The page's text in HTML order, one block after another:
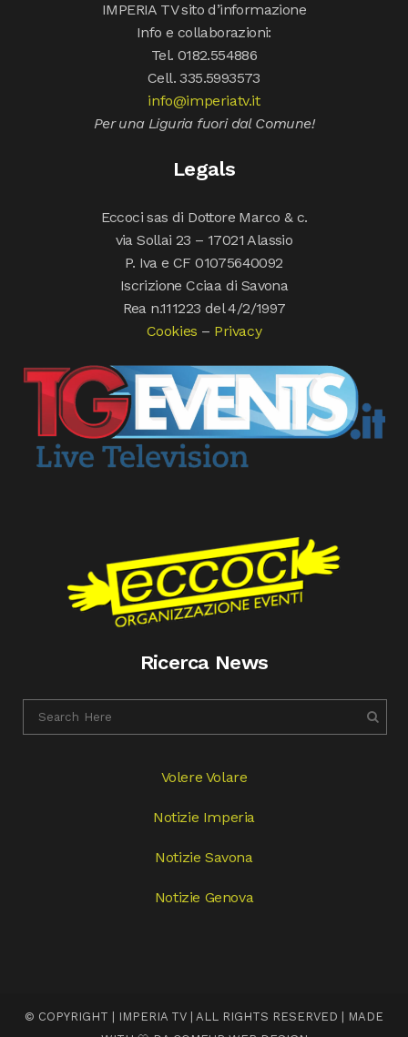
IMPERIA TV sito d’informazione
Info e collaborazioni:
Tel. 0182.554886
Cell. 335.5993573
info@imperiatv.it
Per una Liguria fuori dal Comune!
Legals
Eccoci sas di Dottore Marco & c.
via Sollai 23 – 17021 Alassio
P. Iva e CF 01075640092
Iscrizione Cciaa di Savona
Rea n.111223 del 4/2/1997
Cookies – Privacy
Ricerca News
Volere Volare
Notizie Imperia
Notizie Savona
Notizie Genova
© COPYRIGHT | IMPERIA TV | ALL RIGHTS RESERVED | MADE